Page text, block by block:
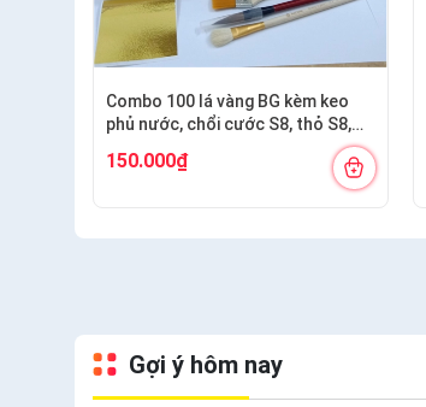
Combo 100 lá vàng BG kèm keo
phủ nước, chổi cước S8, thỏ S8,
150.000₫
Gợi ý hôm nay